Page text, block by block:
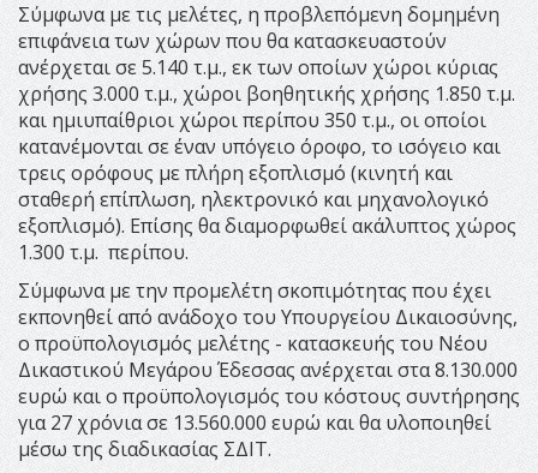
Σύμφωνα με τις μελέτες, η προβλεπόμενη δομημένη
επιφάνεια των χώρων που θα κατασκευαστούν
ανέρχεται σε 5.140 τ.μ., εκ των οποίων χώροι κύριας
χρήσης 3.000 τ.μ., χώροι βοηθητικής χρήσης 1.850 τ.μ.
και ημιυπαίθριοι χώροι περίπου 350 τ.μ., οι οποίοι
κατανέμονται σε έναν υπόγειο όροφο, το ισόγειο και
τρεις ορόφους με πλήρη εξοπλισμό (κινητή και
σταθερή επίπλωση, ηλεκτρονικό και μηχανολογικό
εξοπλισμό). Επίσης θα διαμορφωθεί ακάλυπτος χώρος
1.300 τ.μ. περίπου.
Σύμφωνα με την προμελέτη σκοπιμότητας που έχει
εκπονηθεί από ανάδοχο του Υπουργείου Δικαιοσύνης,
ο προϋπολογισμός μελέτης - κατασκευής του Νέου
Δικαστικού Μεγάρου Έδεσσας ανέρχεται στα 8.130.000
ευρώ και ο προϋπολογισμός του κόστους συντήρησης
για 27 χρόνια σε 13.560.000 ευρώ και θα υλοποιηθεί
μέσω της διαδικασίας ΣΔΙΤ.